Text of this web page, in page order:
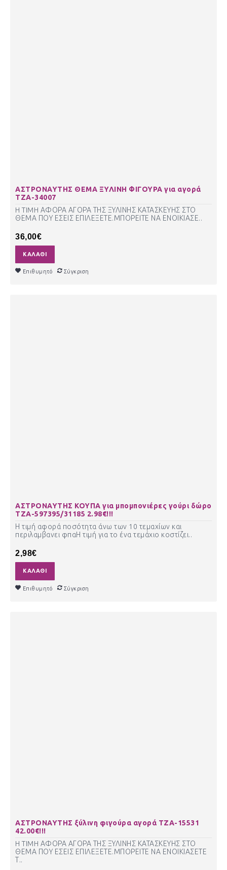
ΑΣΤΡΟΝΑΥΤΗΣ ΘΕΜΑ ΞΥΛΙΝΗ ΦΙΓΟΥΡΑ για αγορά
ΤΖΑ-34007
H TIMH ΑΦΟΡΑ ΑΓΟΡΑ ΤΗΣ ΞΥΛΙΝΗΣ ΚΑΤΑΣΚΕΥΗΣ ΣΤΟ
ΘΕΜΑ ΠΟΥ ΕΣΕΙΣ ΕΠΙΛΕΞΕΤΕ.ΜΠΟΡΕΙΤΕ ΝΑ ΕΝΟΙΚΙΑΣΕ..
36,00€
ΚΑΛΆΘΙ
Επιθυμητό Σύγκριση
ΑΣΤΡΟΝΑΥΤΗΣ ΚΟΥΠΑ για μπομπονιέρες γούρι δώρο
ΤΖΑ-597395/31185 2.98€!!!
Η τιμή αφορά ποσότητα άνω των 10 τεμαχίων και
περιλαμβανει φπαΗ τιμή για το ένα τεμάχιο κοστίζει..
2,98€
ΚΑΛΆΘΙ
Επιθυμητό Σύγκριση
ΑΣΤΡΟΝΑΥΤΗΣ ξύλινη φιγούρα αγορά ΤΖΑ-15531
42.00€!!!
H TIMH ΑΦΟΡΑ ΑΓΟΡΑ ΤΗΣ ΞΥΛΙΝΗΣ ΚΑΤΑΣΚΕΥΗΣ ΣΤΟ
ΘΕΜΑ ΠΟΥ ΕΣΕΙΣ ΕΠΙΛΕΞΕΤΕ.ΜΠΟΡΕΙΤΕ ΝΑ ΕΝΟΙΚΙΑΣΕΤΕ
Τ..